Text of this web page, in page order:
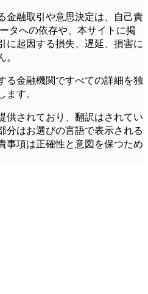
金融取引や意思決定は、自己責
タへの依存や、本サイトに掲
に起因する損失、遅延、損害に
る金融機関ですべての詳細を独
す。
供されており、翻訳はされてい
分はお選びの言語で表示される
事項は正確性と意図を保つため